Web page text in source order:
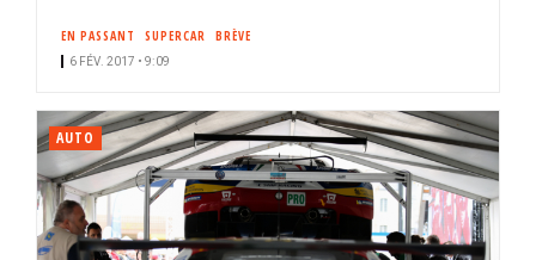
EN PASSANT SUPERCAR BRÈVE
6 FÉV. 2017 • 9:09
AUTO